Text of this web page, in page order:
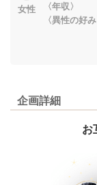
女性
〈年収〉
〈異性の好
企画詳細
お